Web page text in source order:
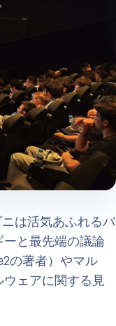
は活気あふれるバ
と最先端の議論
の著者）やマル
ェアに関する見